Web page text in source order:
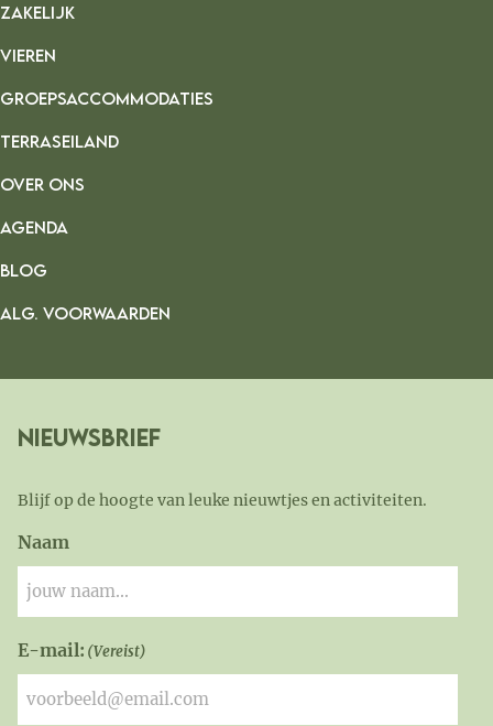
ZAKELIJK
VIEREN
GROEPSACCOMMODATIES
TERRASEILAND
OVER ONS
AGENDA
BLOG
ALG. VOORWAARDEN
Nieuwsbrief
Blijf op de hoogte van leuke nieuwtjes en activiteiten.
Naam
E-mail: (Vereist)